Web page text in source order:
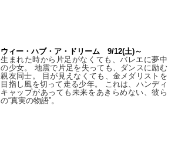
ウィー・ハブ・ア・ドリーム 9/12(土)～
生まれた時から片足がなくても、バレエに夢中
の少女。 地震で片足を失っても、ダンスに励む
親友同士。 目が見えなくても、金メダリストを
目指し風を切って走る少年。 これは、ハンディ
キャップがあっても未来をあきらめない、彼ら
の“真実の物語”。